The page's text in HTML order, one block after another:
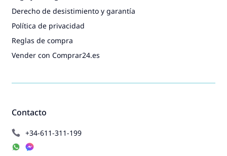
Contacto
+34-611-311-199
Derecho de desistimiento y garantía
Política de privacidad
Reglas de compra
Vender con Comprar24.es